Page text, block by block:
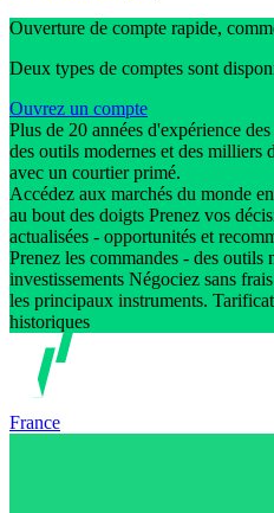
Ouverture de compte rapide,
Deux types de comptes sont
Ouvrez un compte
Plus de 20 années d'expérience
des outils modernes et des milliers
avec un courtier primé.
Accédez aux marchés du monde
au bout des doigts Prenez vos
actualisées - opportunités et
Prenez les commandes - des outils
investissements Négociez sans
les principaux instruments.
historiques
France